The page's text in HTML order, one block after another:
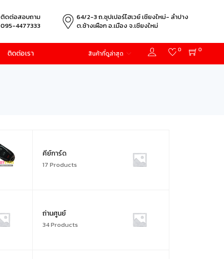
ติดต่อสอบถาม
095-4477333
64/2-3 ถ.ซุปเปอร์ไฮเวย์ เชียงใหม่- ลำปาง
ต.ช้างเผือก อ.เมือง จ.เชียงใหม่
ติดต่อเรา 0
0
สินค้าที่ดูล่าสุด
คีย์การ์ด
17 Products
ถ่านศูนย์
34 Products